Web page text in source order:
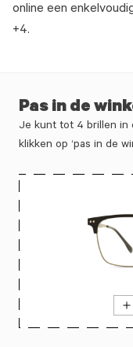
online een
+4.
Pas in de
Je kunt tot 4 brillen in
klikken op ‘pas in de